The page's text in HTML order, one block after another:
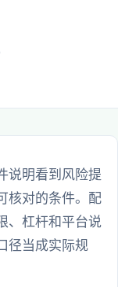
说明看到风险提
核对的条件。配
、杠杆和平台说
径当成实际规